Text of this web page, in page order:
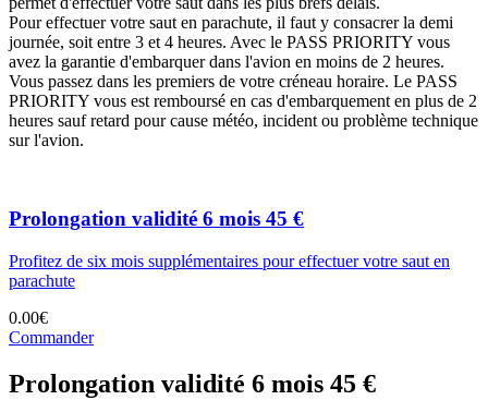
Pour effectuer votre saut en parachute, il faut y consacrer la demi
journée, soit entre 3 et 4 heures. Avec le PASS PRIORITY vous
avez la garantie d'embarquer dans l'avion en moins de 2 heures.
Vous passez dans les premiers de votre créneau horaire. Le PASS
PRIORITY vous est remboursé en cas d'embarquement en plus de 2
heures sauf retard pour cause météo, incident ou problème technique
sur l'avion.
Prolongation validité 6 mois 45 €
Profitez de six mois supplémentaires pour effectuer votre saut en
parachute
0.00€
Commander
Prolongation validité 6 mois 45 €